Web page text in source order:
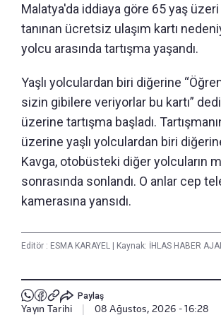
Malatya'da iddiaya göre 65 yaş
tanınan ücretsiz ulaşım kartı
yolcu arasında tartışma yaşandı.
Yaşlı yolculardan biri diğerine
sizin gibilere veriyorlar bu kartı”
üzerine tartışma başladı.
üzerine yaşlı yolculardan biri
Kavga, otobüsteki diğer yolcuların
sonrasında sonlandı. O anlar cep
kamerasına yansıdı.
Editör : ESMA KARAYEL | Kaynak: İHLAS HABER
Paylaş
Yayın Tarihi 08 Ağustos, 2026 - 16:28